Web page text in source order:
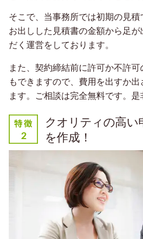
そこで、当事務所では初期の見積
お出しした見積書の金額から足
だく運営をしております。
また、契約締結前に許可か不許
もできますので、費用を出すか
ます。ご相談は完全無料です。是
クオリティの高い
を作成！